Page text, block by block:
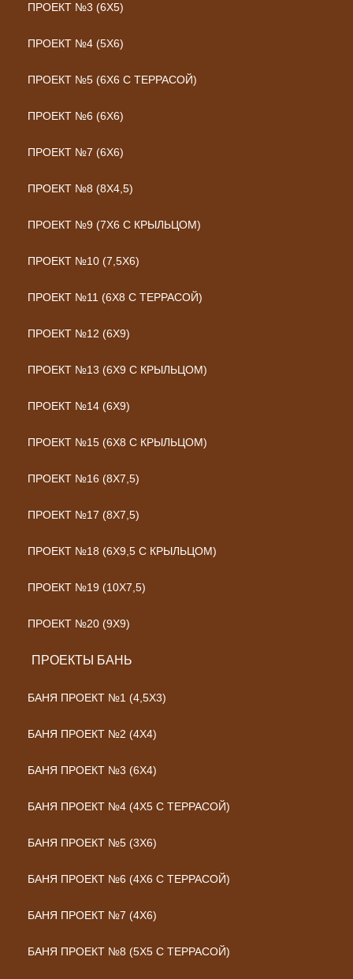
ПРОЕКТ №3 (6Х5)
ПРОЕКТ №4 (5Х6)
ПРОЕКТ №5 (6Х6 С ТЕРРАСОЙ)
ПРОЕКТ №6 (6Х6)
ПРОЕКТ №7 (6Х6)
ПРОЕКТ №8 (8Х4,5)
ПРОЕКТ №9 (7Х6 С КРЫЛЬЦОМ)
ПРОЕКТ №10 (7,5Х6)
ПРОЕКТ №11 (6Х8 С ТЕРРАСОЙ)
ПРОЕКТ №12 (6Х9)
ПРОЕКТ №13 (6Х9 С КРЫЛЬЦОМ)
ПРОЕКТ №14 (6Х9)
ПРОЕКТ №15 (6Х8 С КРЫЛЬЦОМ)
ПРОЕКТ №16 (8Х7,5)
ПРОЕКТ №17 (8Х7,5)
ПРОЕКТ №18 (6Х9,5 С КРЫЛЬЦОМ)
ПРОЕКТ №19 (10Х7,5)
ПРОЕКТ №20 (9Х9)
ПРОЕКТЫ БАНЬ
БАНЯ ПРОЕКТ №1 (4,5X3)
БАНЯ ПРОЕКТ №2 (4X4)
БАНЯ ПРОЕКТ №3 (6X4)
БАНЯ ПРОЕКТ №4 (4Х5 С ТЕРРАСОЙ)
БАНЯ ПРОЕКТ №5 (3Х6)
БАНЯ ПРОЕКТ №6 (4Х6 С ТЕРРАСОЙ)
БАНЯ ПРОЕКТ №7 (4Х6)
БАНЯ ПРОЕКТ №8 (5Х5 С ТЕРРАСОЙ)